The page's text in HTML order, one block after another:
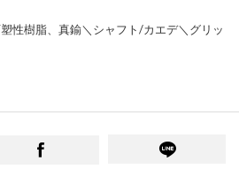
性樹脂、真鍮＼シャフト/カエデ＼グリッ